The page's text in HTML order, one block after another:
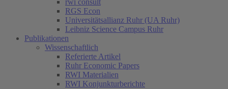
rwi consult
RGS Econ
Universitätsallianz Ruhr (UA Ruhr)
Leibniz Science Campus Ruhr
Publikationen
Wissenschaftlich
Referierte Artikel
Ruhr Economic Papers
RWI Materialien
RWI Konjunkturberichte